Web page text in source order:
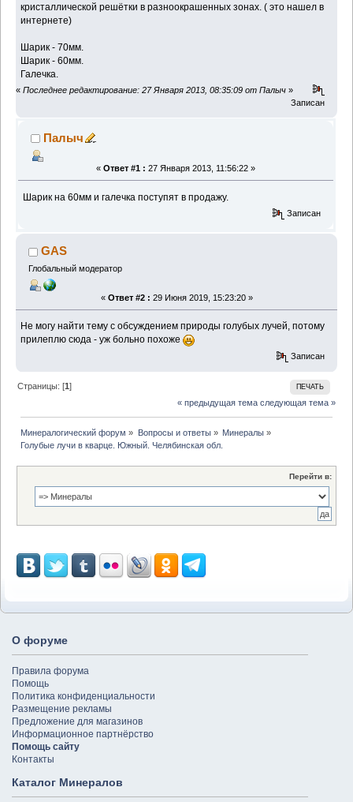
кристаллической решётки в разноокрашенных зонах. ( это нашел в
интернете)
Шарик - 70мм.
Шарик - 60мм.
Галечка.
« Последнее редактирование: 27 Января 2013, 08:35:09 от Палыч »
Записан
Палыч
« Ответ #1 : 27 Января 2013, 11:56:22 »
Шарик на 60мм и галечка поступят в продажу.
Записан
GAS
Глобальный модератор
« Ответ #2 : 29 Июня 2019, 15:23:20 »
Не могу найти тему с обсуждением природы голубых лучей, потому
прилеплю сюда - уж больно похоже
Записан
ПЕЧАТЬ
Страницы: [1]
« предыдущая тема следующая тема »
Минералогический форум » Вопросы и ответы» Минералы»
Голубые лучи в кварце. Южный. Челябинская обл.
Перейти в:
О форуме
Правила форума
Помощь
Политика конфиденциальности
Размещение рекламы
Предложение для магазинов
Информационное партнёрство
Помощь сайту
Контакты
Каталог Минералов